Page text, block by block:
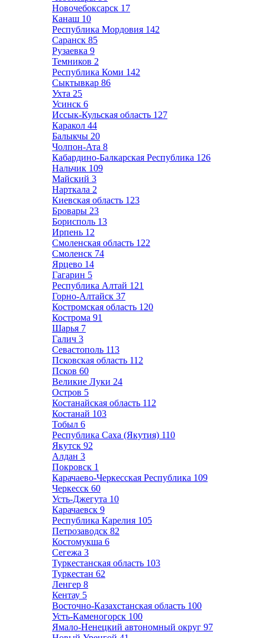
Новочебоксарск 17
Канаш 10
Республика Мордовия 142
Саранск 85
Рузаевка 9
Темников 2
Республика Коми 142
Сыктывкар 86
Ухта 25
Усинск 6
Иссык-Кульская область 127
Каракол 44
Балыкчы 20
Чолпон-Ата 8
Кабардино-Балкарская Республика 126
Нальчик 109
Майский 3
Нарткала 2
Киевская область 123
Бровары 23
Борисполь 13
Ирпень 12
Смоленская область 122
Смоленск 74
Ярцево 14
Гагарин 5
Республика Алтай 121
Горно-Алтайск 37
Костромская область 120
Кострома 91
Шарья 7
Галич 3
Севастополь 113
Псковская область 112
Псков 60
Великие Луки 24
Остров 5
Костанайская область 112
Костанай 103
Тобыл 6
Республика Саха (Якутия) 110
Якутск 92
Алдан 3
Покровск 1
Карачаево-Черкесская Республика 109
Черкесск 60
Усть-Джегута 10
Карачаевск 9
Республика Карелия 105
Петрозаводск 82
Костомукша 6
Сегежа 3
Туркестанская область 103
Туркестан 62
Ленгер 8
Кентау 5
Восточно-Казахстанская область 100
Усть-Каменогорск 100
Ямало-Ненецкий автономный округ 97